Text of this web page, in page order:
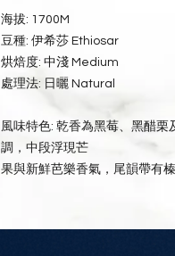
海拔: 1700M
豆種: 伊希莎 Ethiosar
烘焙度: 中淺 Medium
處理法: 日曬 Natural
風味特色: 乾香為黑莓、黑醋
調，中段浮現芒
果與新鮮芭樂香氣，尾韻帶有